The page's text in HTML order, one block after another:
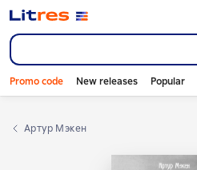
Promo code New releases Popular
Артур Мэкен